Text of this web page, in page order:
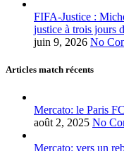
FIFA-Justice :
justice à trois jours
juin 9, 2026 No
Articles match récents
Mercato: le Paris
août 2, 2025 No
Mercato: vers un